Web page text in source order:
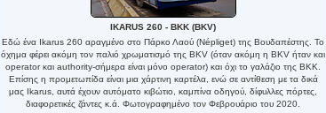
IKARUS 260 - BKK (BKV)
Εδώ ένα Ikarus 260 αραγμένο στο Πάρκο Λαού (Népliget) της Βουδαπέστης. Το
όχημα φέρει ακόμη τον παλιό χρωματισμό της BKV (όταν ακόμη η BKV ήταν και
operator και authority-σήμερα είναι μόνο operator) και όχι το γαλάζιο της BKK.
Επίσης η προμετωπίδα είναι μια χάρτινη καρτέλα, ενώ σε αντίθεση με τα δικά
μας Ikarus, αυτά έχουν αυτόματο κιβώτιο, καμπίνα οδηγού, δίφυλλες πόρτες,
διαφορετικές ζάντες κ.ά. Φωτογραφημένο τον Φεβρουάριο του 2020.